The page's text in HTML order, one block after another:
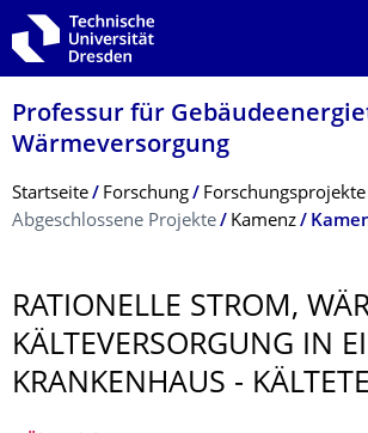
Zur Hauptnavigation springen
Zur Suche springen
Zum Inhalt springen
Professur für
Wärmeversorgung
Breadcrumb-Menü
Startseite Forschung
Forschungsprojekte
Abgeschlossene Projekte
Kamenz
RATIONELLE STROM,
KÄLTEVERSORGUNG IN
KRANKENHAUS -